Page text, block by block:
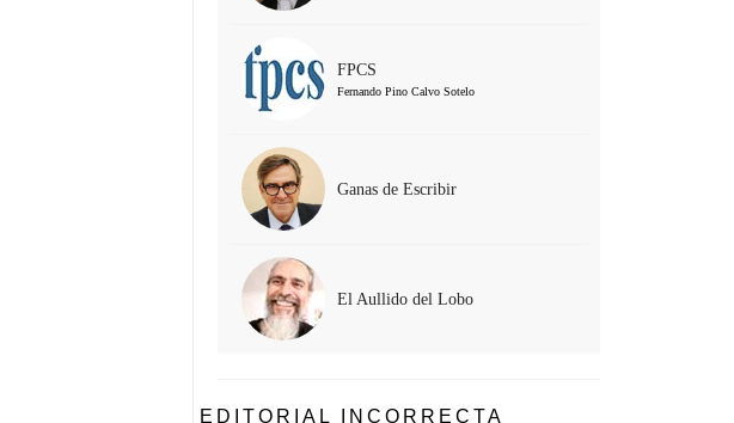
FPCS
Fernando Pino Calvo Sotelo
Ganas de Escribir
El Aullido del Lobo
EDITORIAL INCORRECTA